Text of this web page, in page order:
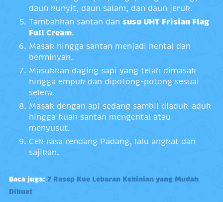
daun kunyit, daun salam, dan daun jeruk.
Tambahkan santan dan susu UHT Frisian Flag
Full Cream.
Masak hingga santan menjadi kental dan
berminyak.
Masukkan daging sapi yang telah dimasak
hingga empuk dan dipotong-potong sesuai
selera.
Masak dengan api sedang sambil diaduk-aduk
hingga kuah santan mengental atau
menyusut.
Cek rasa rendang Padang, lalu angkat dan
sajikan.
Baca juga: 7 Resep Kue Lebaran Kekinian yang Mudah
Dibuat